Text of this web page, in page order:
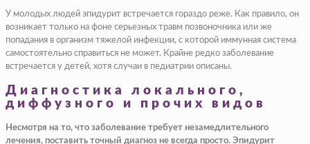
У молодых людей эпидурит встречается гораздо реже. Как правило, он
возникает только на фоне серьезных травм позвоночника или же
попадания в организм тяжелой инфекции, с которой иммунная система
самостоятельно справиться не может. Крайне редко заболевание
встречается у детей, хотя случаи в педиатрии описаны.
Диагностика локального,
диффузного и прочих видов
Несмотря на то, что заболевание требует незамедлительного
лечения, поставить точный диагноз не всегда просто. Эпидурит